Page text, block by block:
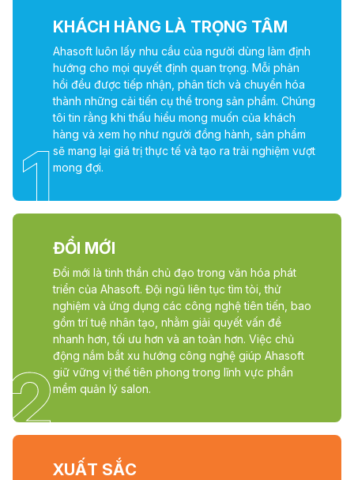
1
KHÁCH HÀNG LÀ TRỌNG TÂM
Ahasoft luôn lấy nhu cầu của người dùng làm định
hướng cho mọi quyết định quan trọng. Mỗi phản
hồi đều được tiếp nhận, phân tích và chuyển hóa
thành những cải tiến cụ thể trong sản phẩm. Chúng
tôi tin rằng khi thấu hiểu mong muốn của khách
hàng và xem họ như người đồng hành, sản phẩm
sẽ mang lại giá trị thực tế và tạo ra trải nghiệm vượt
mong đợi.
2
ĐỔI MỚI
Đổi mới là tinh thần chủ đạo trong văn hóa phát
triển của Ahasoft. Đội ngũ liên tục tìm tòi, thử
nghiệm và ứng dụng các công nghệ tiên tiến, bao
gồm trí tuệ nhân tạo, nhằm giải quyết vấn đề
nhanh hơn, tối ưu hơn và an toàn hơn. Việc chủ
động nắm bắt xu hướng công nghệ giúp Ahasoft
giữ vững vị thế tiên phong trong lĩnh vực phần
mềm quản lý salon.
XUẤT SẮC